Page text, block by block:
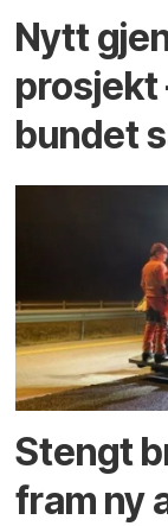
Nytt
prosjekt
bundet
Stengt
fram ny